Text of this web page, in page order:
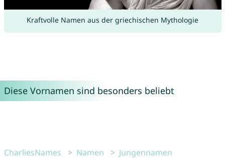
Kraftvolle Namen aus der griechischen Mythologie
Diese Vornamen sind besonders beliebt
CharliesNames Namen
Jungennamen